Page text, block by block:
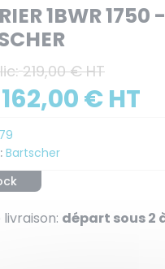
1BWR 1750 -
219,00 € HT
162,00 € HT
Bartscher
départ sous 2